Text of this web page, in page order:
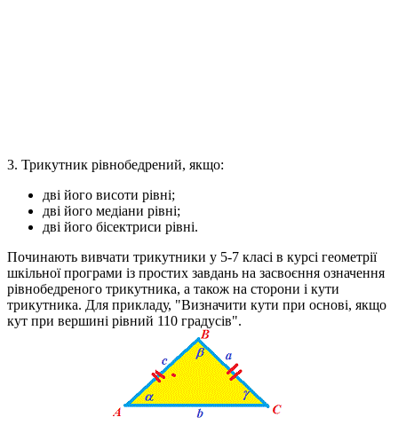
3. Трикутник рівнобедрений, якщо:
дві його висоти рівні;
дві його медіани рівні;
дві його бісектриси рівні.
Починають вивчати трикутники у 5-7 класі в курсі геометрії
шкільної програми із простих завдань на засвоєння означення
рівнобедреного трикутника, а також на сторони і кути
трикутника. Для прикладу, "Визначити кути при основі, якщо
кут при вершині рівний 110 градусів".